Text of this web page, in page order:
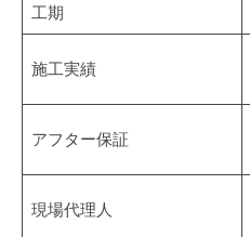
工期
施工実績
アフター保証
現場代理人